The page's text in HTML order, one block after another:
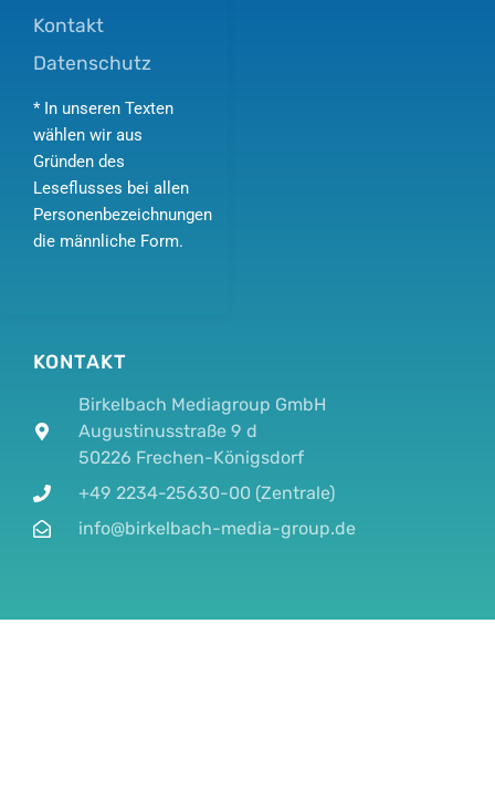
KONTAKT
Birkelbach Mediagroup GmbH
Augustinusstraße 9 d
50226 Frechen-Königsdorf
+49 2234-25630-00 (Zentrale)
info@birkelbach-media-group.de
Kontakt
Datenschutz
* In unseren Texten
wählen wir aus
Gründen des
Leseflusses bei allen
Personenbezeichnungen
die männliche Form.